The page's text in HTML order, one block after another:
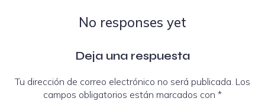
No responses yet
Deja una respuesta
Tu dirección de correo electrónico no será publicada. Los
campos obligatorios están marcados con *